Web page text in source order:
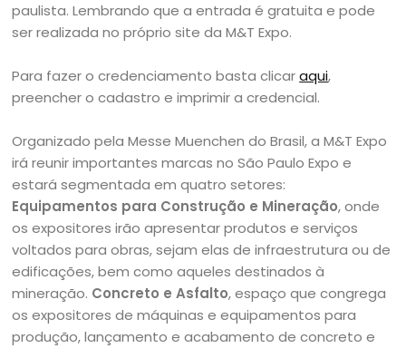
paulista. Lembrando que a entrada é gratuita e pode
ser realizada no próprio site da M&T Expo.
Para fazer o credenciamento basta clicaraqui,
preencher o cadastro e imprimir a credencial.
Organizado pela Messe Muenchen do Brasil, a M&T Expo
irá reunir importantes marcas no São Paulo Expo e
estará segmentada em quatro setores:
Equipamentos para Construção e Mineração, onde
os expositores irão apresentar produtos e serviços
voltados para obras, sejam elas de infraestrutura ou de
edificações, bem como aqueles destinados à
mineração. Concreto e Asfalto, espaço que congrega
os expositores de máquinas e equipamentos para
produção, lançamento e acabamento de concreto e